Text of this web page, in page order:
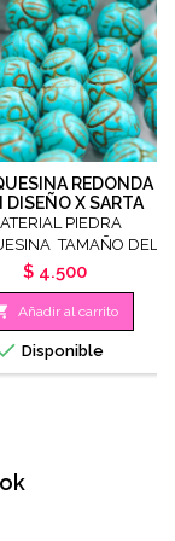
REDONDA
DISEÑO X SARTA
PIEDRA
TAMAÑO DEL
CANTIDAD X SARTA
PIEDRA FOSIL
Precio
$ 4.500
Añadir al carrito
Disponible